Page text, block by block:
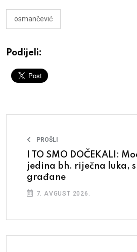
osmančević
Podijeli:
PROŠLI
I TO SMO DOČEKALI:
jedina bh. riječna luka,
građane
7. AVGUST 2026.